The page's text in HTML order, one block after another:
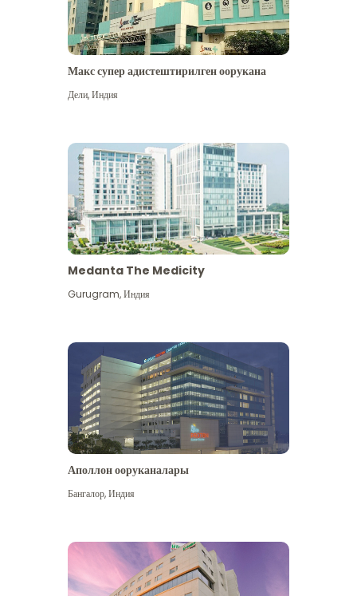
Макс супер адистештирилген оорукана
Дели,Индия
Medanta The Medicity
Gurugram,Индия
Аполлон ооруканалары
Бангалор,Индия